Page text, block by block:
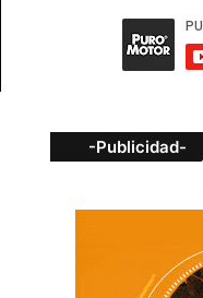
-Publicidad-